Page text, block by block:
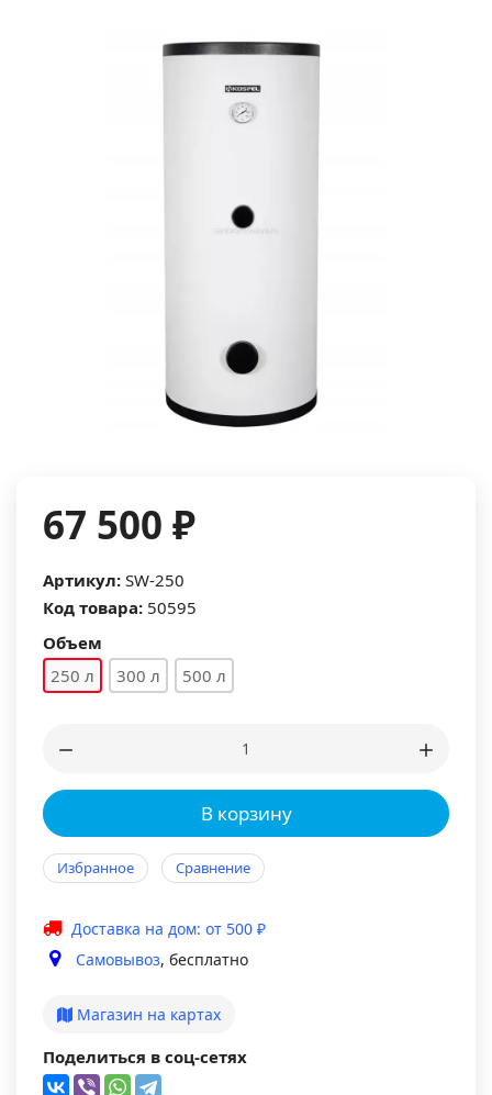
67 500 ₽
Артикул: SW-250
Код товара: 50595
Объем
250 л
300 л 500 л
В корзину
Избранное Сравнение
Доставка на дом: от 500 ₽
Самовывоз, бесплатно
Магазин на картах
Поделиться в соц-сетях